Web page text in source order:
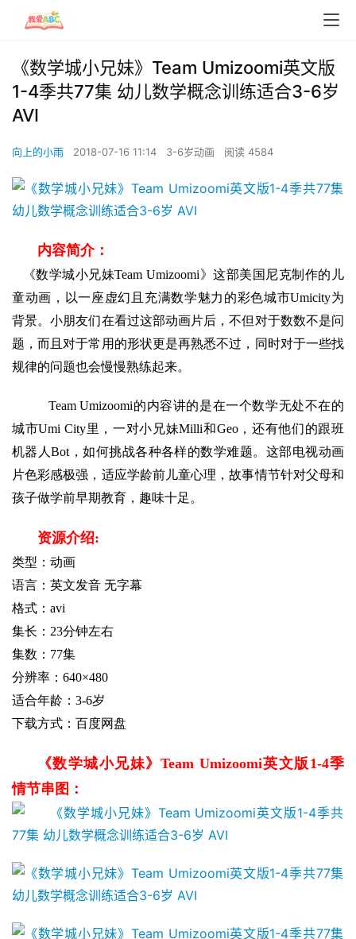
《数学城小兄妹》Team Umizoomi英文版
1-4季共77集 幼儿数学概念训练适合3-6岁
AVI
向上的小雨 2018-07-16 11:14 3-6岁动画 阅读 4584
内容简介：
《数学城小兄妹Team Umizoomi》这部美国尼克制作的儿
童动画，以一座虚幻且充满数学魅力的彩色城市Umicity为
背景。小朋友们在看过这部动画片后，不但对于数数不是问
题，而且对于常用的形状更是再熟悉不过，同时对于一些找
规律的问题也会慢慢熟练起来。
Team Umizoomi的内容讲的是在一个数学无处不在的
城市Umi City里，一对小兄妹Milli和Geo，还有他们的跟班
机器人Bot，如何挑战各种各样的数学难题。这部电视动画
片色彩感极强，适应学龄前儿童心理，故事情节针对父母和
孩子做学前早期教育，趣味十足。
资源介绍:
类型：动画
语言：英文发音 无字幕
格式：avi
集长：23分钟左右
集数：77集
分辨率：640×480
适合年龄：3-6岁
下载方式：百度网盘
《数学城小兄妹》Team Umizoomi英文版1-4季
情节串图：